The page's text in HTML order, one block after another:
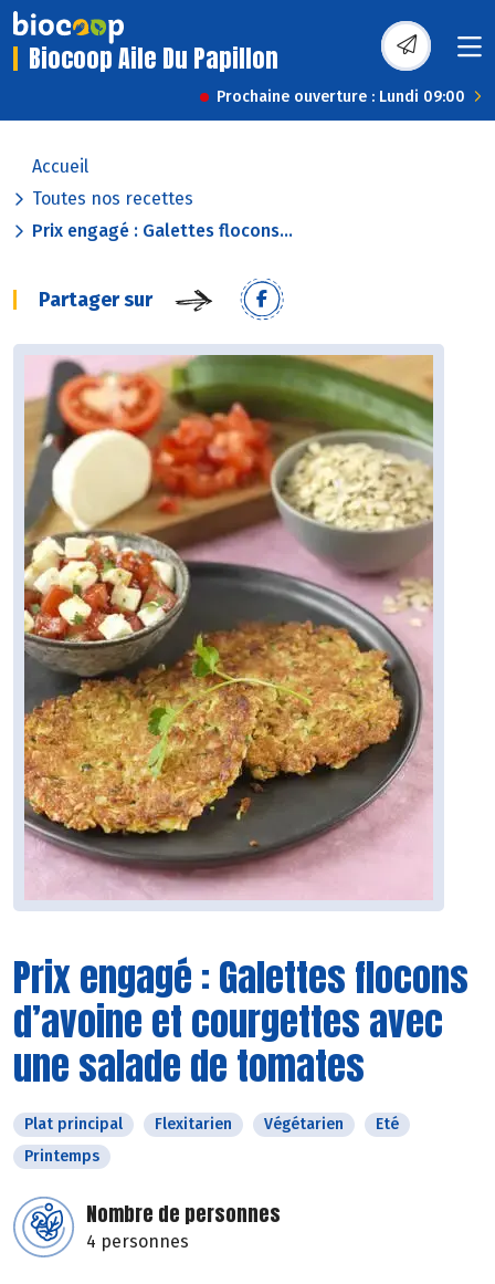
Biocoop Aile Du Papillon
Prochaine ouverture : Lundi 09:00
Accueil
Toutes nos recettes
Prix engagé : Galettes flocons...
Partager sur
Prix engagé : Galettes flocons
d’avoine et courgettes avec
une salade de tomates
Plat principal Flexitarien Végétarien
Eté
Printemps
Nombre de personnes
4 personnes